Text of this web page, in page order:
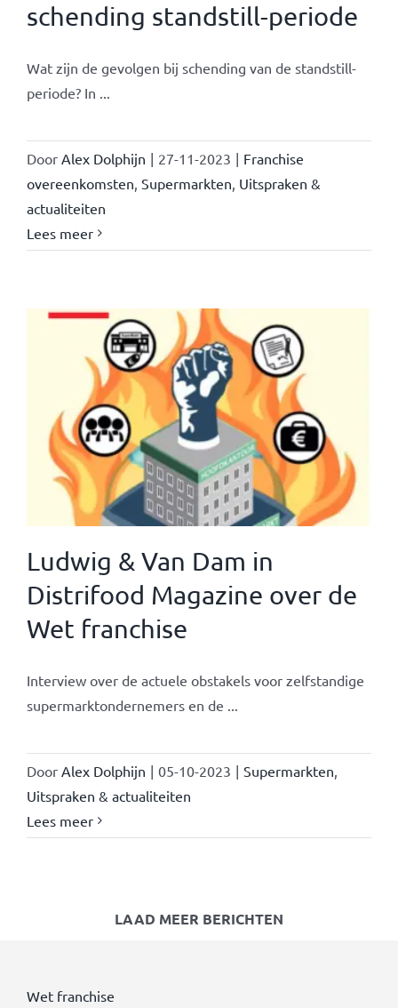
schending standstill-periode
Wat zijn de gevolgen bij schending van de standstill-
periode? In ...
Door Alex Dolphijn | 27-11-2023 | Franchise
overeenkomsten, Supermarkten, Uitspraken &
actualiteiten
Lees meer
Ludwig & Van Dam in
Distrifood Magazine over de
Wet franchise
Interview over de actuele obstakels voor zelfstandige
supermarktondernemers en de ...
Door Alex Dolphijn | 05-10-2023 | Supermarkten,
Uitspraken & actualiteiten
Lees meer
LAAD MEER BERICHTEN
Wet franchise